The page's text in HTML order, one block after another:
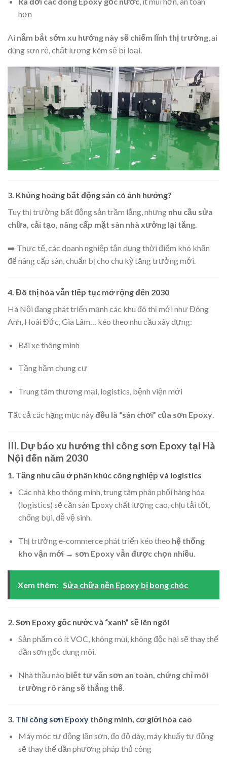
hơn
Ai nắm bắt sớm xu hướng này sẽ chiếm lĩnh thị trường , ai
dùng sơn rẻ, chất lượng kém sẽ bị loại.
3. Khủng hoảng bất động sản có ảnh hưởng?
Tuy thị trường bất động sản trầm lắng, nhưng nhu cầu sửa
chữa, cải tạo, nâng cấp mặt sàn nhà xưởng lại tăng.
➡️ Thực tế, các doanh nghiệp tận dụng thời điểm khó khăn
để nâng cấp sàn, chuẩn bị cho chu kỳ tăng trưởng mới.
4. Đô thị hóa vẫn tiếp tục mở rộng đến 2030
Hà Nội đang phát triển mạnh các khu đô thị mới như Đông
Anh, Hoài Đức, Gia Lâm… kéo theo nhu cầu xây dựng:
Bãi xe thông minh
Tầng hầm chung cư
Trung tâm thương mại, logistics, bệnh viện mới
Tất cả các hạng mục nàyđều là “sân chơi” của sơn Epoxy.
III. Dự báo xu hướng thi công sơn Epoxy tại Hà
Nội đến năm 2030
1. Tăng nhu cầu ở phân khúc công nghiệp và logistics
Các nhà kho thông minh, trung tâm phân phối hàng hóa
(logistics) sẽ cần sàn Epoxy chất lượng cao, chịu tải tốt,
chống bụi, dễ vệ sinh.
Thị trường e-commerce phát triển kéo theo hệ thống
kho vận mới → sơn Epoxy vẫn được chọn nhiều.
Xem thêm: Sửa chữa nền Epoxy bị bong chóc
2. Sơn Epoxy gốc nước và “xanh” sẽ lên ngôi
Sản phẩm có ít VOC, không mùi, không độc hại sẽ thay thế
dần sơn gốc dung môi.
Nhà thầu nào biết tư vấn sơn an toàn, chứng chỉ môi
trường rõ ràng sẽ thắng thế.
3. Thi công sơn Epoxy thông minh, cơ giới hóa cao
Máy móc tự động lăn sơn, đo độ dày, máy khuấy tự động
sẽ thay thế dần phương pháp thủ công